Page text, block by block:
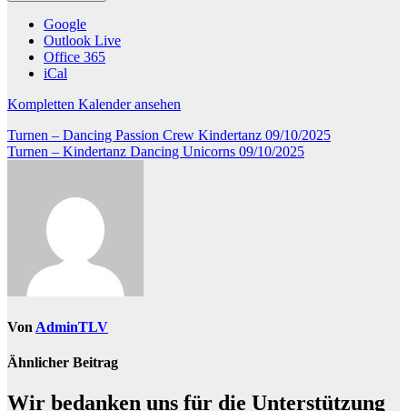
Google
Outlook Live
Office 365
iCal
Kompletten Kalender ansehen
Beitragsnavigation
Turnen – Dancing Passion Crew Kindertanz 09/10/2025
Turnen – Kindertanz Dancing Unicorns 09/10/2025
Von AdminTLV
Ähnlicher Beitrag
Wir bedanken uns für die Unterstützung